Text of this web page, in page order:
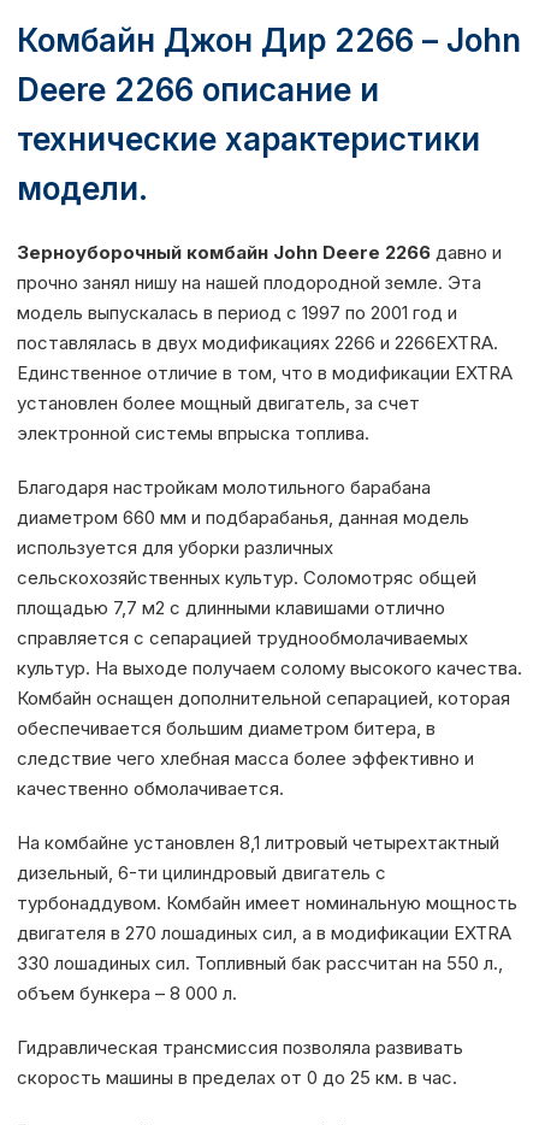
Комбайн Джон Дир 2266 – John
Deere 2266 описание и
технические характеристики
модели.
Зерноуборочный комбайн John Deere 2266 давно и
прочно занял нишу на нашей плодородной земле. Эта
модель выпускалась в период с 1997 по 2001 год и
поставлялась в двух модификациях 2266 и 2266EXTRA.
Единственное отличие в том, что в модификации EXTRA
установлен более мощный двигатель, за счет
электронной системы впрыска топлива.
Благодаря настройкам молотильного барабана
диаметром 660 мм и подбарабанья, данная модель
используется для уборки различных
сельскохозяйственных культур. Соломотряс общей
площадью 7,7 м2 с длинными клавишами отлично
справляется с сепарацией труднообмолачиваемых
культур. На выходе получаем солому высокого качества.
Комбайн оснащен дополнительной сепарацией, которая
обеспечивается большим диаметром битера, в
следствие чего хлебная масса более эффективно и
качественно обмолачивается.
На комбайне установлен 8,1 литровый четырехтактный
дизельный, 6-ти цилиндровый двигатель с
турбонаддувом. Комбайн имеет номинальную мощность
двигателя в 270 лошадиных сил, а в модификации EXTRA
330 лошадиных сил. Топливный бак рассчитан на 550 л.,
объем бункера – 8 000 л.
Гидравлическая трансмиссия позволяла развивать
скорость машины в пределах от 0 до 25 км. в час.